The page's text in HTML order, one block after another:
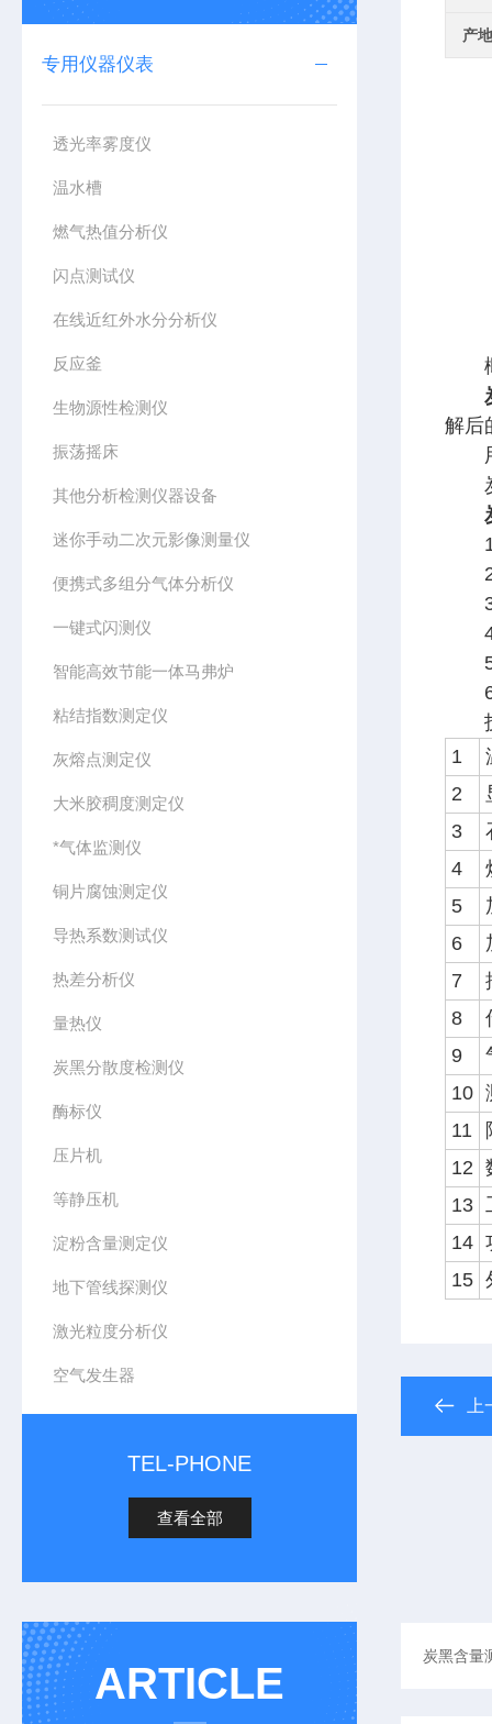
专用仪器仪表
透光率雾度仪
温水槽
燃气热值分析仪
闪点测试仪
在线近红外水分分析仪
反应釜
生物源性检测仪
振荡摇床
其他分析检测仪器设备
迷你手动二次元影像测量仪
便携式多组分气体分析仪
一键式闪测仪
智能高效节能一体马弗炉
粘结指数测定仪
灰熔点测定仪
大米胶稠度测定仪
*气体监测仪
铜片腐蚀测定仪
导热系数测试仪
热差分析仪
量热仪
炭黑分散度检测仪
酶标仪
压片机
等静压机
淀粉含量测定仪
地下管线探测仪
激光粒度分析仪
空气发生器
TEL-PHONE
查看全部
ARTICLE
产
概
解后
用
炭
1.
2.
3.
4.
5.
6.
技
1
2
3
4
5
6
7
8
9
10
11
12
13
14
15